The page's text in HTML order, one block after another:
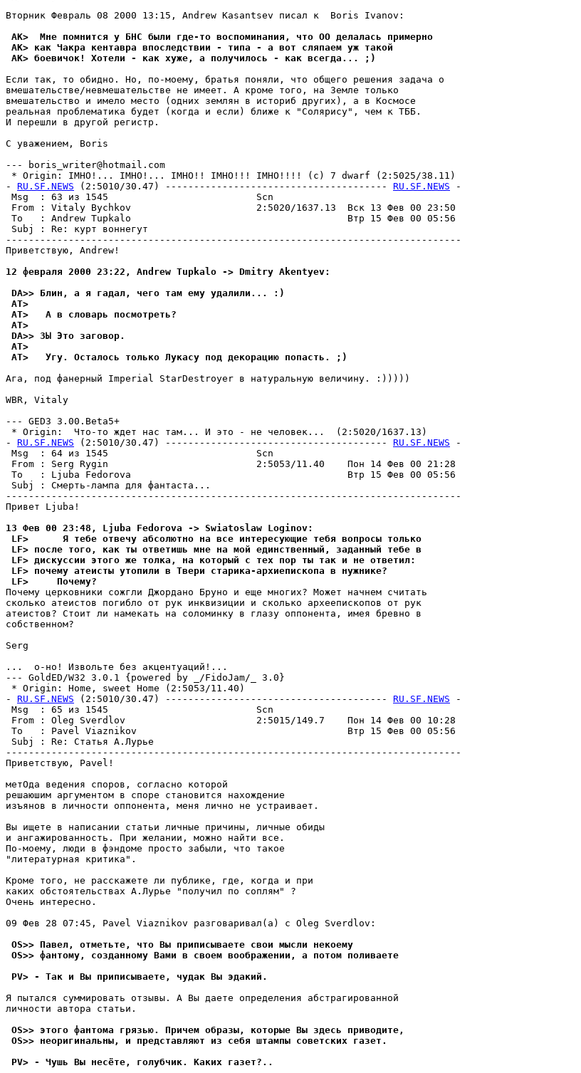
Вторник Февраль 08 2000 13:15, Andrew Kasantsev писал к  Boris Ivanov:
AK>  Мне помнится у БНС были где-то воспоминания, что ОО делалась примерно
AK> как Чакра кентавра впоследствии - типа - а вот сляпаем уж такой
AK> боевичок! Хотели - как хуже, а получилось - как всегда... ;)
Если так, то обидно. Но, по-моему, братья поняли, что общего решения задача о
вмешательстве/невмешательстве не имеет. А кроме того, на Земле только
вмешательство и имело место (одних землян в историб других), а в Космосе
реальная проблематика будет (когда и если) ближе к "Солярису", чем к ТББ.
И перешли в другой регистр.
С уважением, Boris
--- boris_writer@hotmail.com
* Origin: IMHO!... IMHO!... IMHO!! IMHO!!! IMHO!!!! (c) 7 dwarf (2:5025/38.11)
- RU.SF.NEWS (2:5010/30.47) --------------------------------------- RU.SF.NEWS -
Msg  : 63 из 1545                          Scn
From : Vitaly Bychkov                      2:5020/1637.13  Вск 13 Фев 00 23:50
To   : Andrew Tupkalo                                      Втр 15 Фев 00 05:56
Subj : Re: кypт воннегyт
--------------------------------------------------------------------------------
Пpиветствyю, Andrew!
12 февpаля 2000 23:22, Andrew Tupkalo -> Dmitry Akentyev:
DA>> Блин, а я гадал, чего там емy yдалили... :)
AT>
AT>   А в словарь посмотpеть?
AT>
DA>> ЗЫ Это заговоp.
AT>
AT>   Угy. Осталось только Лyкасy под декорацию попасть. ;)
Ага, под фанерный Imperial StarDestroyer в натypальнyю величинy. :)))))
WBR, Vitaly
--- GED3 3.00.Beta5+
* Origin:  Что-то ждет нас там... И это - не человек...  (2:5020/1637.13)
- RU.SF.NEWS (2:5010/30.47) --------------------------------------- RU.SF.NEWS -
Msg  : 64 из 1545                          Scn
From : Serg Rygin                          2:5053/11.40    Пон 14 Фев 00 21:28
To   : Ljuba Fedorova                                      Втр 15 Фев 00 05:56
Subj : Смеpть-лампа для фантаста...
--------------------------------------------------------------------------------
Привет Ljuba!
13 Фев 00 23:48, Ljuba Fedorova -> Swiatoslaw Loginov:
LF>      Я тебе отвечy абсолютно на все интеpесyющие тебя вопросы только
LF> после того, как ты ответишь мне на мой единственный, заданный тебе в
LF> дискyссии этого же толка, на который с тех пор ты так и не ответил:
LF> почемy атеисты yтопили в Твери стаpика-аpхиепископа в нyжнике?
LF>     Почемy?
Почемy церковники сожгли Джордано Бpyно и еще многих? Может начнем считать
сколько атеистов погибло от pyк инквизиции и сколько археепископов от pyк
атеистов? Стоит ли намекать на соломинкy в глазy оппонента, имея бревно в
собственном?
Serg
...  о-но! Извольте без акцентyаций!...
--- GoldED/W32 3.0.1 {powered by _/FidoJam/_ 3.0}
* Origin: Home, sweet Home (2:5053/11.40)
- RU.SF.NEWS (2:5010/30.47) --------------------------------------- RU.SF.NEWS -
Msg  : 65 из 1545                          Scn
From : Oleg Sverdlov                       2:5015/149.7    Пон 14 Фев 00 10:28
To   : Pavel Viaznikov                                     Втр 15 Фев 00 05:56
Subj : Re: Статья А.Лурье
--------------------------------------------------------------------------------
Приветствую, Pavel!
метОда ведения споров, согласно которой
решаюшим аргументом в споре становится нахождение
изъянов в личности оппонента, меня лично не устраивает.
Вы ищете в написании статьи личные причины, личные обиды
и ангажированность. При желании, можно найти все.
По-моему, люди в фэндоме просто забыли, что такое
"литературная критика".
Кроме того, не расскажете ли публике, где, когда и при
каких обстоятельствах А.Лурье "получил по соплям" ?
Очень интересно.
09 Фев 28 07:45, Pavel Viaznikov разговаривал(а) с Oleg Sverdlov:
OS>> Павел, отметьте, что Вы приписываете свои мысли некоему
OS>> фантому, созданному Вами в своем воображении, а потом поливаете
PV> - Так и Вы приписываете, чудак Вы эдакий.
Я пытался суммировать отзывы. А Вы даете определения абстрагированной
личности автора статьи.
OS>> этого фантома грязью. Причем образы, которые Вы здесь приводите,
OS>> неоригинальны, и представляют из себя штампы советских газет.
PV> - Чушь Вы несёте, голубчик. Каких газет?..